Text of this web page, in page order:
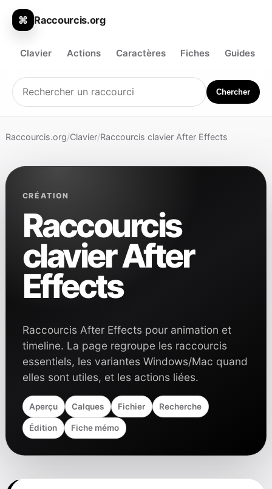
⌘ Raccourcis.org
Clavier Actions Caractères Fiches Guides
Chercher
Raccourcis.org/Clavier/Raccourcis clavier After Effects
CRÉATION
Raccourcis
clavier After
Effects
Raccourcis After Effects pour animation et
timeline. La page regroupe les raccourcis
essentiels, les variantes Windows/Mac quand
elles sont utiles, et les actions liées.
Aperçu Calques Fichier Recherche
Édition Fiche mémo